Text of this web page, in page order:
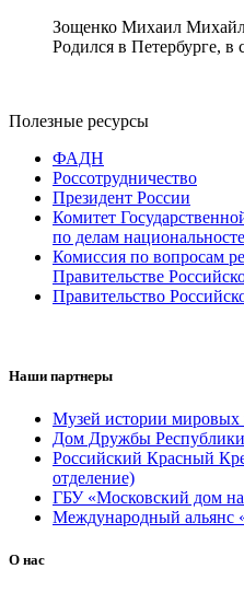
Зощенко Михаил
Родился в Петербурге, в
Полезные ресурсы
ФАДН
Россотрудничество
Президент России
Комитет
по делам
Комиссия по вопросам
Правительстве
Правительство
Наши партнеры
Музей истории мировых
Дом Дружбы Республики
Российский Красный
отделение)
ГБУ «Московский дом
Международный альянс
О нас